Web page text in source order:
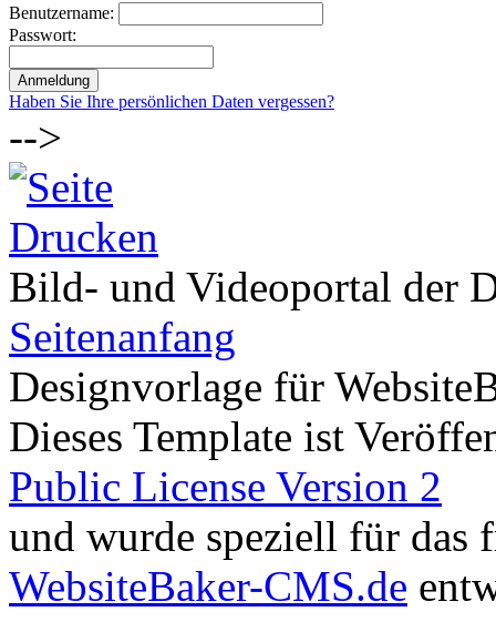
Benutzername:
Passwort:
Haben Sie Ihre persönlichen Daten vergessen?
-->
Bild- und Videoportal der
Seitenanfang
Designvorlage für
Dieses Template ist
Public License Version 2
und wurde speziell für das
WebsiteBaker-CMS.de